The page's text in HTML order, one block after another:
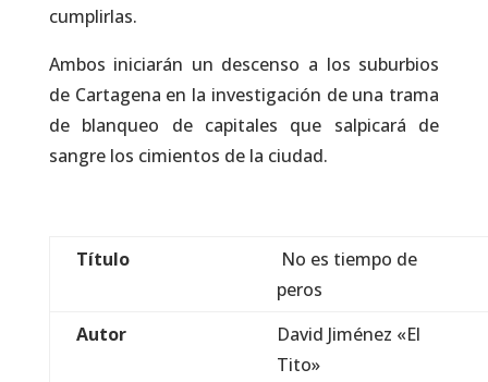
cumplirlas.
Ambos iniciarán un descenso a los suburbios
de Cartagena en la investigación de una trama
de blanqueo de capitales que salpicará de
sangre los cimientos de la ciudad.
Título
No es tiempo de
peros
Autor
David Jiménez «El
Tito»